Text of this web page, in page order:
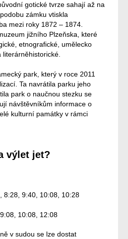
gotické tvrze sahají až na
zámku vtiskla
mezi roky 1872 – 1874.
jižního Plzeňska, které
etnografické, umělecko
park, který v roce 2011
Ta navrátila parku jeho
park o naučnou stezku se
návštěvníkům informace o
kulturní památky v rámci
výlet jet?
8:28, 9:40, 10:08, 10:28
10:08, 12:08
v sudou se lze dostat